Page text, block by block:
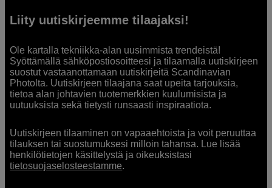
Liity uutiskirjeemme tilaajaksi!
Ole kartalla tekniikka-alan uusimmista trendeistä!
Syöttämällä sähköpostiosoitteesi ja tilaamalla uutiskirjeen
suostut vastaanottamaan uutiskirjeitä Scandinavian
Photolta. Uutiskirjeen tilaajana saat upeita tarjouksia,
tietoa alan johtavien tuotemerkkien kuulumisista ja
uutuuksista sekä tietysti runsaasti inspiraatiota.
Uutiskirjeen tilaaminen on vapaaehtoista ja voit peruuttaa
tilauksen tai suostumuksesi milloin tahansa. Lue lisää
henkilötietojen käsittelystä ja oikeuksistasi
tietosuojaselosteestamme.